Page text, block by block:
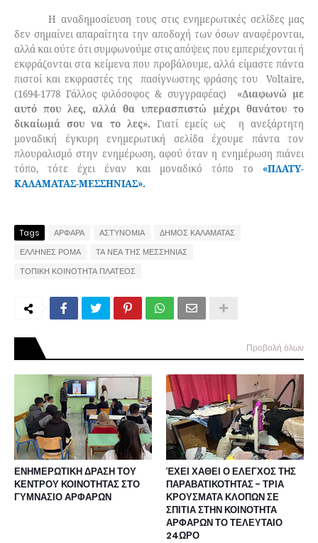
Η αναδημοσίευση τους στις ενημερωτικές σελίδες μας
δεν σημαίνει απαραίτητα την αποδοχή των όσων αναφέρονται,
αλλά και ούτε ότι συμφωνούμε στις απόψεις που εμπεριέχονται ή
εκφράζονται στα κείμενα που προβάλουμε, αλλά είμαστε πάντα
πιστοί και εκφραστές της
πασίγνωστης φράσης του
Voltaire,
(1694-1778 Γάλλος φιλόσοφος & συγγραφέας)
«Διαφωνώ με
αυτό που λες, αλλά θα υπερασπιστώ μέχρι θανάτου το
δικαίωμά σου να το λες». Γιατί εμείς ως
η ανεξάρτητη
μοναδική έγκυρη ενημερωτική σελίδα έχουμε πάντα τον
πλουραλισμό στην ενημέρωση, αφού όταν η ενημέρωση πιάνει
τόπο, τότε έχει έναν και μοναδικό τόπο το «ΠΛΑΤΥ-
ΚΑΛΑΜΑΤΑΣ-ΜΕΣΣΗΝΙΑΣ».
Tags ΑΡΦΑΡΑ ΑΣΤΥΝΟΜΙΑ
ΔΗΜΟΣ ΚΑΛΑΜΑΤΑΣ
ΕΛΛΗΝΕΣ ΡΟΜΑ
ΤΑ ΝΕΑ ΤΗΣ ΜΕΣΣΗΝΙΑΣ
ΤΟΠΙΚΗ ΚΟΙΝΟΤΗΤΑ ΠΛΑΤΕΟΣ
Προβολή όλων
ΕΝΗΜΕΡΩΤΙΚΗ ΔΡΑΣΗ ΤΟΥ
ΚΕΝΤΡΟΥ ΚΟΙΝΟΤΗΤΑΣ ΣΤΟ
ΓΥΜΝΑΣΙΟ ΑΡΦΑΡΩΝ
ΈΧΕΙ ΧΑΘΕΙ Ο ΕΛΕΓΧΟΣ ΤΗΣ
ΠΑΡΑΒΑΤΙΚΟΤΗΤΑΣ - ΤΡΙΑ
ΚΡΟΥΣΜΑΤΑ ΚΛΟΠΩΝ ΣΕ
ΣΠΙΤΙΑ ΣΤΗΝ ΚΟΙΝΟΤΗΤΑ
ΑΡΦΑΡΩΝ ΤΟ ΤΕΛΕΥΤΑΙΟ
24ΩΡΟ